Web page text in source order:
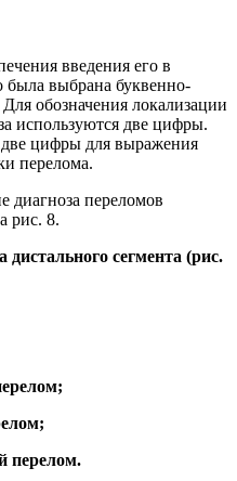
введения его в
была выбрана буквенно-
обозначения локализации
используются две цифры.
цифры для выражения
перелома.
диагноза переломов
рис. 8.
сегмента (рис.
перелом.